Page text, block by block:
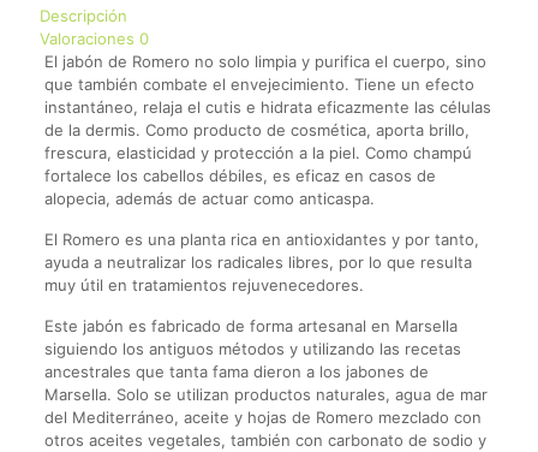
Descripción
Valoraciones 0
El jabón de Romero no solo limpia y purifica el cuerpo, sino
que también combate el envejecimiento. Tiene un efecto
instantáneo, relaja el cutis e hidrata eficazmente las células
de la dermis. Como producto de cosmética, aporta brillo,
frescura, elasticidad y protección a la piel. Como champú
fortalece los cabellos débiles, es eficaz en casos de
alopecia, además de actuar como anticaspa.
El Romero es una planta rica en antioxidantes y por tanto,
ayuda a neutralizar los radicales libres, por lo que resulta
muy útil en tratamientos rejuvenecedores.
Este jabón es fabricado de forma artesanal en Marsella
siguiendo los antiguos métodos y utilizando las recetas
ancestrales que tanta fama dieron a los jabones de
Marsella. Solo se utilizan productos naturales, agua de mar
del Mediterráneo, aceite y hojas de Romero mezclado con
otros aceites vegetales, también con carbonato de sodio y